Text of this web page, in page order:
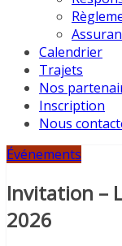
Calendrier
Trajets
Nos
Inscription
Nous
Événements
Invitation –
2026